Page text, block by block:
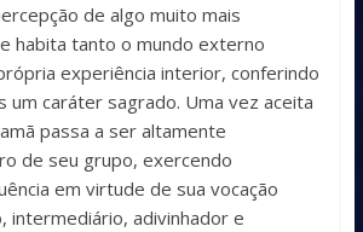
de algo muito mais
habita tanto o mundo externo
experiência interior, conferindo
um caráter sagrado. Uma vez aceita
passa a ser altamente
de seu grupo, exercendo
em virtude de sua vocação
intermediário, adivinhador e